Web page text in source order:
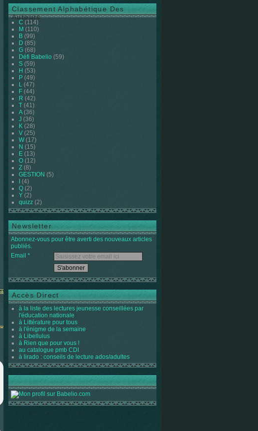
Classement Alphabétique Des
Auteurs
C (114)
M (110)
B (99)
D (85)
G (68)
Défi Babelio (59)
S (59)
H (53)
P (49)
L (47)
F (44)
R (42)
T (41)
A(36)
J (36)
K (28)
V (25)
W(17)
N (15)
E (13)
O (12)
Z (8)
GESTION (5)
(4)
Q (2)
Y (2)
quizz (2)
Newsletter
Abonnez-vous pour être averti des nouveaux articles
publiés.
Email
Accès Direct
à la liste des lectures jeunesse conseillées par
l'éducation nationale
à Littérature pour tous
à l'énigme de la semaine
à Libellulus
à Rien que pour vous !
au catalogue pmb CDI
à lirado : conseils de lecture ados/adultes